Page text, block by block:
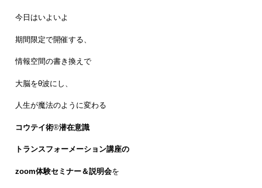
今日はいよいよ
期間限定で開催する、
情報空間の書き換えで
大脳をθ波にし、
人生が魔法のように変わる
コウテイ術®潜在意識
トランスフォーメーション講座の
zoom体験セミナー＆説明会を